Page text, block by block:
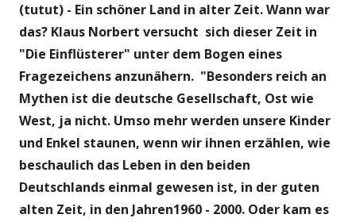
(tutut) - Ein schöner Land in alter Zeit. Wann war
das? Klaus Norbert versucht sich dieser Zeit in
"Die Einflüsterer" unter dem Bogen eines
Fragezeichens anzunähern. "Besonders reich an
Mythen ist die deutsche Gesellschaft, Ost wie
West, ja nicht. Umso mehr werden unsere Kinder
und Enkel staunen, wenn wir ihnen erzählen, wie
beschaulich das Leben in den beiden
Deutschlands einmal gewesen ist, in der guten
alten Zeit, in den Jahren1960 - 2000. Oder kam es